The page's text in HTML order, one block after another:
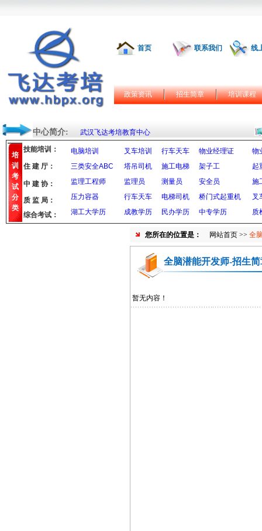
首页 联系我们 线
政策资讯 招生简章 培训课程
中心简介: 武汉飞达考培教育中心
培
训
考
试
分
类
技能培训： 电脑培训 叉车培训 行车天车 物业经理证
物
三类安全ABC
塔吊司机 施工电梯 架子工
起
监理工程师
监理员 测量员 安全员
施
压力容器
行车天车 电梯司机 桥门式起重机
叉
湖工大学历
成教学历 民办学历 中专学历 质
住 建 厅：
中 建 协：
质 监 局：
综合考试：
您所在的位置是： 网站首页 >> 全
全脑潜能开发师-招生简
暂无内容！